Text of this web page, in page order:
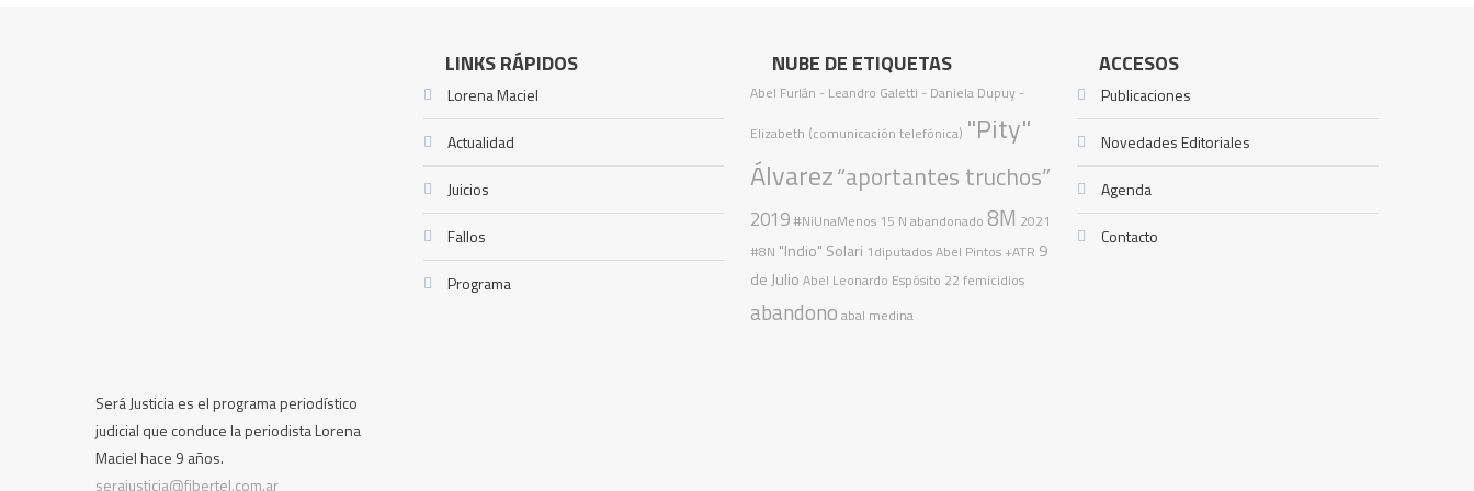
Será Justicia es el programa periodístico
judicial que conduce la periodista Lorena
Maciel hace 9 años.
serajusticia@fibertel.com.ar
LINKS RÁPIDOS
Lorena Maciel
Actualidad
Juicios
Fallos
Programa
NUBE DE ETIQUETAS
Abel Furlán - Leandro Galetti - Daniela Dupuy -
Elizabeth (comunicación telefónica) "Pity"
Álvarez“aportantes truchos”
2019 #NiUnaMenos 15 N abandonado 8M 2021
#8N "Indio" Solari 1diputadosAbel Pintos +ATR 9
de Julio Abel Leonardo Espósito 22 femicidios
abandono abal medina
ACCESOS
Publicaciones
Novedades Editoriales
Agenda
Contacto